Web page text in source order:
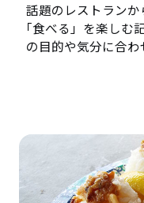
話題のレストラン
「食べる」を楽しむ
の目的や気分に合